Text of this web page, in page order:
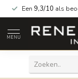
Een 9,3/10 als
MENU